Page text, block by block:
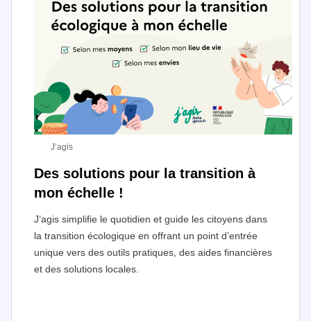
Des solutions pour la transition à
mon échelle !
J’agis simplifie le quotidien et guide les citoyens dans
la transition écologique en offrant un point d’entrée
unique vers des outils pratiques, des aides financières
et des solutions locales.
J’agis